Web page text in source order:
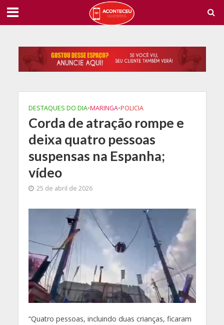
DESTAQUES DO DIA•MARINGA•POLICIA
Corda de atração rompe e
deixa quatro pessoas
suspensas na Espanha;
vídeo
25 de abril de 2026
“Quatro pessoas, incluindo duas crianças, ficaram